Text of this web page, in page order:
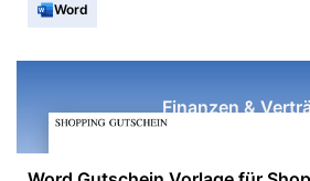
Word
Finanzen &